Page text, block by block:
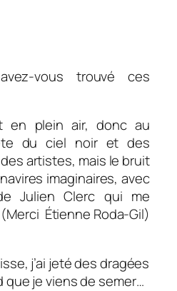
vous trouvé ces
en plein air, donc au
du ciel noir et des
artistes, mais le bruit
imaginaires, avec
Julien Clerc qui me
Étienne Roda-Gil)
j’ai jeté des dragées
que je viens de semer…